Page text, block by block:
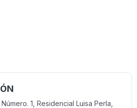
1, Residencial Luisa Perla,